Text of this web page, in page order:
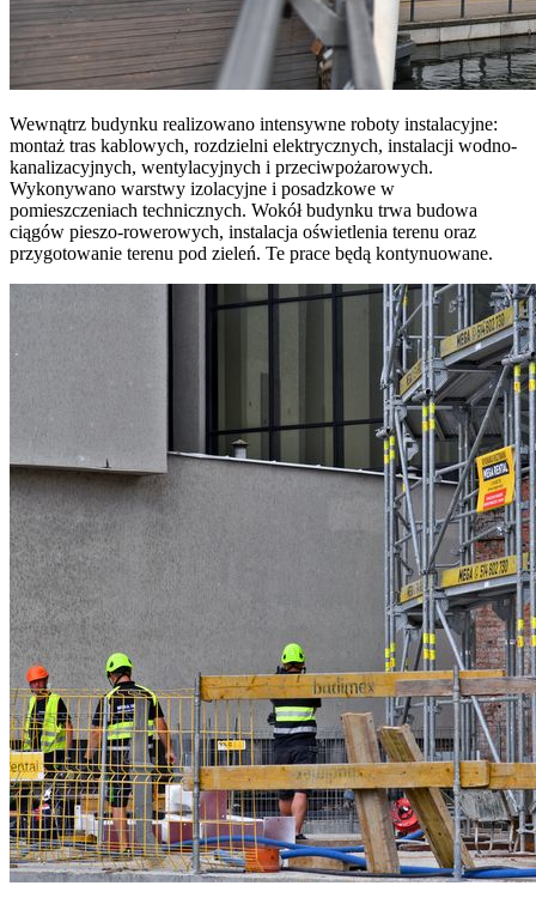
Wewnątrz budynku realizowano intensywne roboty instalacyjne:
montaż tras kablowych, rozdzielni elektrycznych, instalacji wodno-
kanalizacyjnych, wentylacyjnych i przeciwpożarowych.
Wykonywano warstwy izolacyjne i posadzkowe w
pomieszczeniach technicznych. Wokół budynku trwa budowa
ciągów pieszo-rowerowych, instalacja oświetlenia terenu oraz
przygotowanie terenu pod zieleń. Te prace będą kontynuowane.